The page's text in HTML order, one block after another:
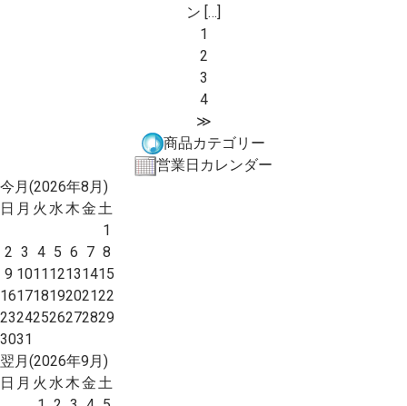
ン […]
1
2
3
4
≫
商品カテゴリー
営業日カレンダー
今月(2026年8月)
日 月 火 水木金土
1
2 3 4 5 6 7 8
9 101112131415
16171819202122
23242526272829
3031
翌月(2026年9月)
日 月 火 水木金土